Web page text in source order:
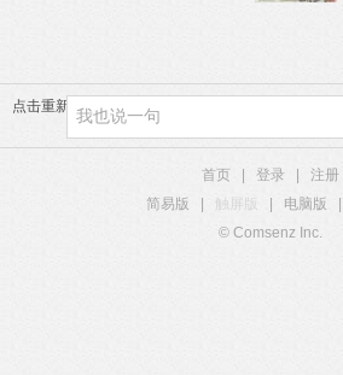
点击重新加载
首页 登录
注册
简易版
触屏版 电脑版
© Comsenz Inc.